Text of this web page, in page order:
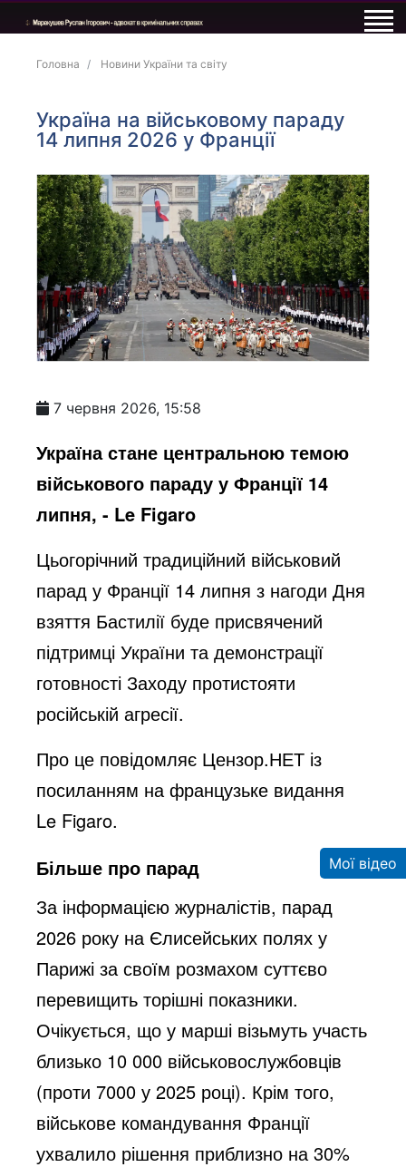
Головна Новини України та світу
Україна на військовому параду
14 липня 2026 у Франції
7 червня 2026, 15:58
Україна стане центральною темою
військового параду у Франції 14
липня, - Le Figaro
Цьогорічний традиційний військовий
парад у Франції 14 липня з нагоди Дня
взяття Бастилії буде присвячений
підтримці України та демонстрації
готовності Заходу протистояти
російській агресії.
Про це повідомляє Цензор.НЕТ із
посиланням на французьке видання
Le Figaro.
Більше про парад
За інформацією журналістів, парад
2026 року на Єлисейських полях у
Парижі за своїм розмахом суттєво
перевищить торішні показники.
Очікується, що у марші візьмуть участь
близько 10 000 військовослужбовців
(проти 7000 у 2025 році). Крім того,
військове командування Франції
ухвалило рішення приблизно на 30%
Мої відео